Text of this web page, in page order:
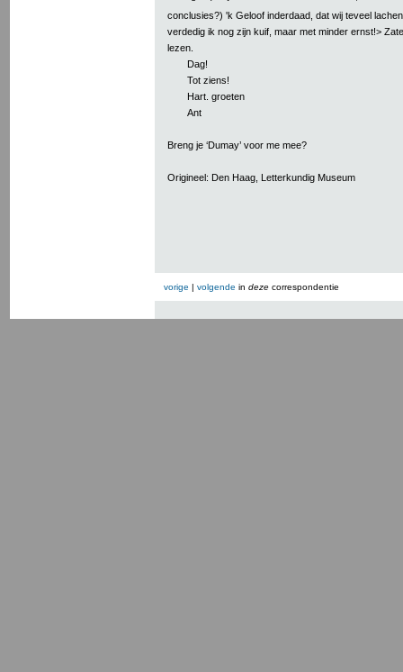
conclusies?) 'k Geloof inderdaad, dat wij teveel
verdedig ik nog zijn kuif, maar met minder ernst!>
lezen.
Dag!
Tot ziens!
Hart. groeten
Ant
Breng je ‘Dumay’ voor me mee?
Origineel: Den Haag, Letterkundig Museum
vorige | volgende in deze correspondentie